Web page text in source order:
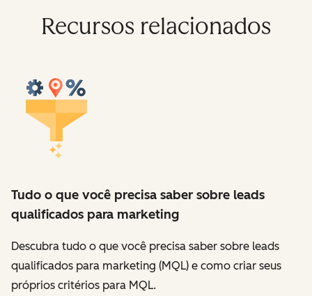
Recursos relacionados
Tudo o que você precisa saber sobre leads
qualificados para marketing
Descubra tudo o que você precisa saber sobre leads
qualificados para marketing (MQL) e como criar seus
próprios critérios para MQL.